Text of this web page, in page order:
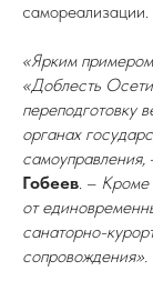
самореализации.
«Ярким
«Доблесть
переподготовку
органах
самоуправления,
Гобеев. – Кроме
от
санаторно-
сопровождения».